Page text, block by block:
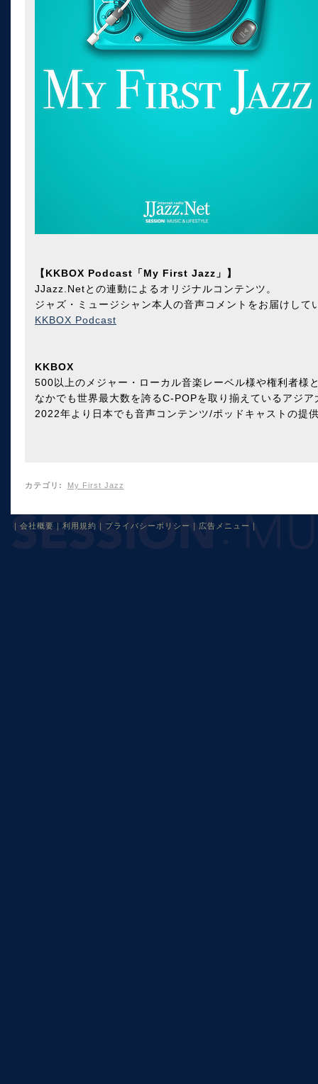
【KKBOX Podcast「My First Jazz」】
JJazz.Netとの連動によるオリジナルコンテンツ。
ジャズ・ミュージシャン本人の音声コメントをお届けして
KKBOX Podcast
KKBOX
500以上のメジャー・ローカル音楽レーベル様や権利者様
なかでも世界最大数を誇るC-POPを取り揃えているアジ
2022年より日本でも音声コンテンツ/ポッドキャストの提
カテゴリ : My First Jazz
｜ 会社概要 ｜ 利用規約 ｜ プライバシーポリシー ｜ 広告メニュー ｜